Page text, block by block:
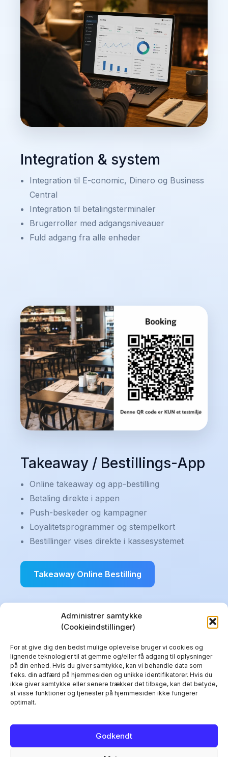
Administrer samtykke
(Cookieindstillinger)
For at give dig den bedst mulige oplevelse bruger vi cookies og
lignende teknologier til at gemme og/eller få adgang til oplysninger
på din enhed. Hvis du giver samtykke, kan vi behandle data som
f.eks. din adfærd på hjemmesiden og unikke identifikatorer. Hvis du
ikke giver samtykke eller senere trækker det tilbage, kan det betyde,
at visse funktioner og tjenester på hjemmesiden ikke fungerer
optimalt.
Godkendt
Integration & system
Integration til E-conomic, Dinero og Business
Central
Integration til betalingsterminaler
Brugerroller med adgangsniveauer
Fuld adgang fra alle enheder
Takeaway / Bestillings-App
Online takeaway og app-bestilling
Betaling direkte i appen
Push-beskeder og kampagner
Loyalitetsprogrammer og stempelkort
Bestillinger vises direkte i kassesystemet
Takeaway Online Bestilling
DanPay ApS
Kundeservice@danpay.dk